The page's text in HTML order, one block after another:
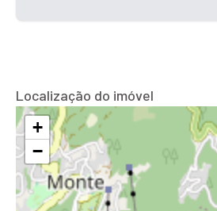
Localização do imóvel
+
−